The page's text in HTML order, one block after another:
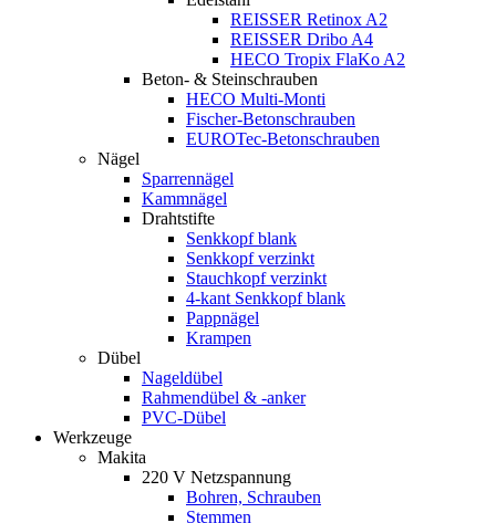
REISSER Retinox A2
REISSER Dribo A4
HECO Tropix FlaKo A2
Beton- & Steinschrauben
HECO Multi-Monti
Fischer-Betonschrauben
EUROTec-Betonschrauben
Nägel
Sparrennägel
Kammnägel
Drahtstifte
Senkkopf blank
Senkkopf verzinkt
Stauchkopf verzinkt
4-kant Senkkopf blank
Pappnägel
Krampen
Dübel
Nageldübel
Rahmendübel & -anker
PVC-Dübel
Werkzeuge
Makita
220 V Netzspannung
Bohren, Schrauben
Stemmen